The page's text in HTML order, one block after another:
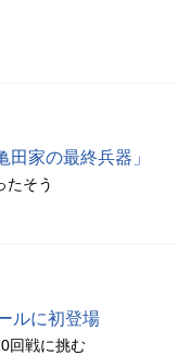
家の最終兵器」
たそう
ルに初登場
回戦に挑む